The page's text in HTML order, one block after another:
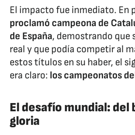
El impacto fue inmediato. En
proclamó campeona de
de España, demostrando que
real y que podía competir al
estos títulos en su haber, el
era claro: los campeonatos
El desafío mundial: del
gloria